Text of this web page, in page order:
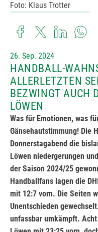
Foto: Klaus Trotter
26. Sep. 2024
HANDBALL-
ALLERLETZTEN
BEZWINGT AUCH
LÖWEN
Was für Emotionen, was
Gänsehautstimmung! Die
Donnerstagabend die
Löwen niedergerungen
der Saison 2024/25
Handballfans lagen die
mit 12:7 vorn. Die Seiten
Unentschieden
unfassbar umkämpft.